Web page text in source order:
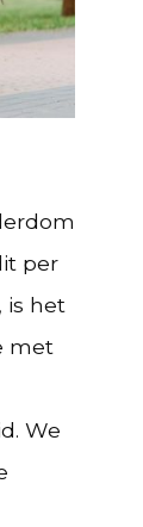
per
is het
met
We